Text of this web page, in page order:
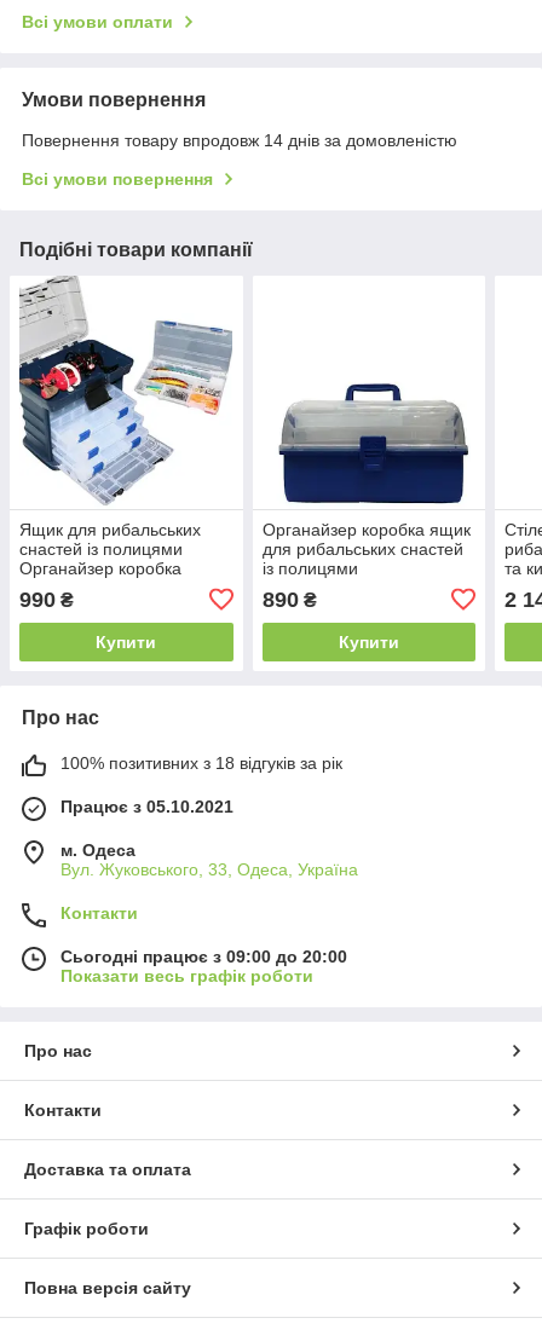
Всі умови оплати
Умови повернення
Повернення товару впродовж 14 днів за домовленістю
Всі умови повернення
Подібні товари компанії
Ящик для рибальських
снастей із полицями
Органайзер коробка
990 ₴
Купити
Органайзер коробка ящик
для рибальських снастей
із полицями
890₴
Купити
та
2
Про нас
100% позитивних з 18 відгуків за рік
Працює з 05.10.2021
м. Одеса
Вул. Жуковського, 33, Одеса, Україна
Контакти
Сьогодні працює з 09:00 до 20:00
Показати весь графік роботи
Про нас
Контакти
Доставка та оплата
Графік роботи
Повна версія сайту